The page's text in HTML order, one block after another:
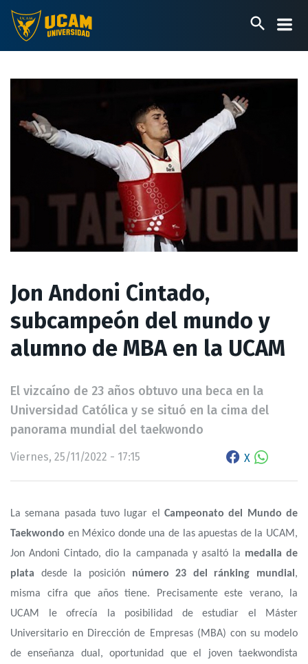
Pasar
contenido
principal
Jon Andoni Cintado,
subcampeón del mundo y
alumno de MBA en la UCAM
El vizcaíno de 23 años obtuvo una beca en la
Universidad Católica y se situó en la cima del
panorama mundial del taekwondo
Viernes, 25/11/2022 - 17:15 X
La semana pasada tuvo lugar el Campeonato del Mundo de
Taekwondo en México donde una de las apuestas de la UCAM,
Jon Andoni Cintado, dio la campanada y asaltó la medalla de
plata desde la posición número 23 del ránking mundial ,
misma cifra que años tiene. Precisamente este verano, la
UCAM le ofrecía la posibilidad de estudiar el Máster
Universitario en Dirección de Empresas (MBA) con su modelo
de enseñanza dual, oportunidad que el joven taekwondista